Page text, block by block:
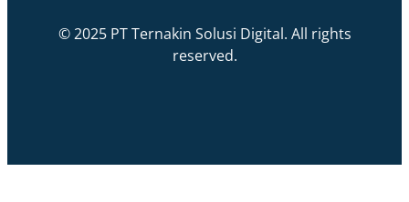
© 2025 PT Ternakin Solusi Digital. All rights
reserved.